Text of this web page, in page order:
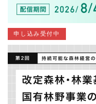
申し込み受付中